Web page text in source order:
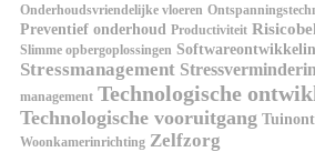
Onderhoudsvriendelijke vloeren
Preventief onderhoud Productiviteit
Slimme opbergoplossingen
Stressmanagement
management Technologische
Technologische vooruitgang
Woonkamerinrichting Zelfzorg